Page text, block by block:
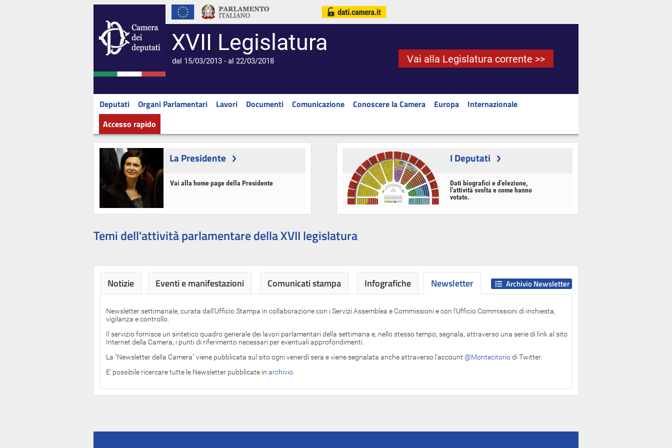
XVII Legislatura
dal 15/03/2013 - al 22/03/2018 Vai alla Legislatura corrente >>
Deputati Organi Parlamentari Lavori Documenti Comunicazione Conoscere la Camera Europa
Internazionale
Accesso rapido
La Presidente
Vai alla home page della Presidente
I Deputati
Dati biografici e d'elezione,
l'attività svolta e come hanno
votato.
Temi dell'attività parlamentare della XVII legislatura
Notizie Eventi e manifestazioni Comunicati stampa Infografiche Newsletter
Newsletter
Newsletter settimanale, curata dall'Ufficio Stampa in collaborazione con i Servizi Assemblea e Commissioni e con l'Ufficio Commissioni di inchiesta,
vigilanza e controllo.
Il servizio fornisce un sintetico quadro generale dei lavori parlamentari della settimana e, nello stesso tempo, segnala, attraverso una serie di link al sito
Internet della Camera, i punti di riferimento necessari per eventuali approfondimenti.
La "Newsletter della Camera" viene pubblicata sul sito ogni venerdì sera e viene segnalata anche attraverso l'account @Montecitoriodi Twitter.
E' possibile ricercare tutte le Newsletter pubblicate in archivio
Archivio Newsletter